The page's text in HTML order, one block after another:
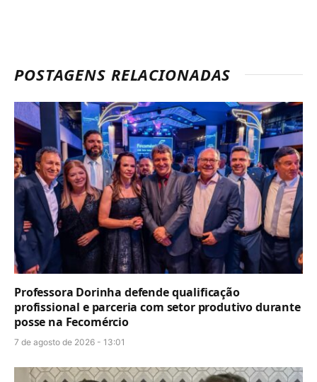
POSTAGENS RELACIONADAS
Professora Dorinha defende qualificação
profissional e parceria com setor produtivo durante
posse na Fecomércio
7 de agosto de 2026 - 13:01